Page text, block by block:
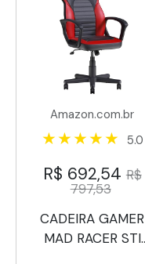
Amazon.com.br
5.0
R$ 692,54R$
797,53
CADEIRA GAMER
MAD RACER STI